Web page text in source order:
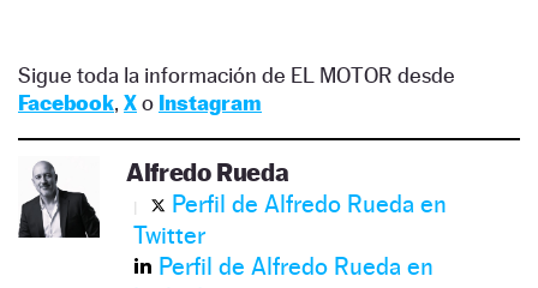
Sigue toda la información de EL MOTOR desde
Facebook, Xo Instagram
Alfredo Rueda
Perfil de Alfredo Rueda en
Twitter
Perfil de Alfredo Rueda en